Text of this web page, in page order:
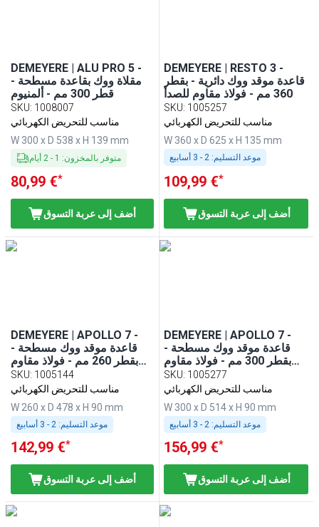
DEMEYERE | ALU PRO 5 -
مقلاة ووك بقاعدة مسطحة -
قطر 300 مم - ألمنيوم
SKU: 1008007
مناسب للتحريض الكهربائي
W 300 x D 538 x H 139 mm
متوفر بالمخزون:
1
-
2 أيام
80,99 €*
أضف إلى عربة التسوق
DEMEYERE | RESTO 3 -
قاعدة موقد ووك دائرية - بقطر
360 مم - فولاذ مقاوم للصدأ
SKU: 1005257
مناسب للتحريض الكهربائي
W 360 x D 625 x H 135 mm
موعد التسليم:
109,99 €*
أضف إلى عربة التسوق
DEMEYERE | APOLLO 7 -
قاعدة موقد ووك مسطحة -
بقطر 260 مم - فولاذ مقاوم
للصدأ
SKU: 1005144
مناسب للتحريض الكهربائي
W 260 x D 478 x H 90 mm
موعد التسليم:
142,99 €*
أضف إلى عربة التسوق
DEMEYERE | APOLLO 7 -
قاعدة موقد ووك مسطحة -
بقطر 300 مم - فولاذ مقاوم
للصدأ
SKU: 1005277
مناسب للتحريض الكهربائي
W 300 x D 514 x H 90 mm
موعد التسليم:
156,99 €*
أضف إلى عربة التسوق